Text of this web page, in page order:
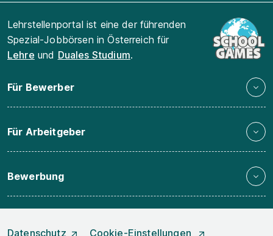
Lehrstellenportal ist eine der führenden
Spezial-Jobbörsen in Österreich für
Lehre und Duales Studium.
Für Bewerber
Für Arbeitgeber
Bewerbung
Datenschutz Cookie-Einstellungen